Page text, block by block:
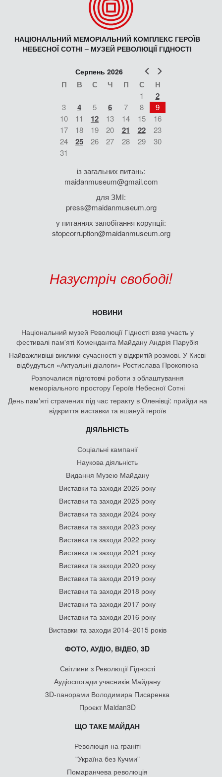
НАЦІОНАЛЬНИЙ МЕМОРІАЛЬНИЙ КОМПЛЕКС ГЕРОЇВ
НЕБЕСНОЇ СОТНІ – МУЗЕЙ РЕВОЛЮЦІЇ ГІДНОСТІ
Попер
Серпень 2026
П В С Ч П С Н
1 2
3 4 5 6 7 8
9
10
11 12 13 14 15
16
17
18 19 20 21 22
23
24
25 26 27 28 29
30
31
із загальних питань:
maidanmuseum@gmail.com
для ЗМІ:
press@maidanmuseum.org
у питаннях запобігання корупції:
stopcorruption@maidanmuseum.org
Назустріч свободі!
НОВИНИ
Національний музей Революції Гідності взяв участь у
фестивалі пам'яті Коменданта Майдану Андрія Парубія
Найважливіші виклики сучасності у відкритій розмові. У Києві
відбудуться «Актуальні діалоги» Ростислава Прокопюка
Розпочалися підготовчі роботи з облаштування
меморіального простору Героїв Небесної Сотні
День памʼяті страчених під час теракту в Оленівці: прийди на
відкриття виставки та вшануй героїв
ДІЯЛЬНІСТЬ
Соціальні кампанії
Наукова діяльність
Видання Музею Майдану
Виставки та заходи 2026 року
Виставки та заходи 2025 року
Виставки та заходи 2024 року
Виставки та заходи 2023 року
Виставки та заходи 2022 року
Виставки та заходи 2021 року
Виставки та заходи 2020 року
Виставки та заходи 2019 року
Виставки та заходи 2018 року
Виставки та заходи 2017 року
Виставки та заходи 2016 року
Виставки та заходи 2014–2015 років
ФОТО, АУДІО, ВІДЕО, 3D
Світлини з Революції Гідності
Аудіоспогади учасників Майдану
3D-панорами Володимира Писаренка
Проєкт Maidan3D
ЩО ТАКЕ МАЙДАН
Революція на граніті
"Україна без Кучми"
Помаранчева революція